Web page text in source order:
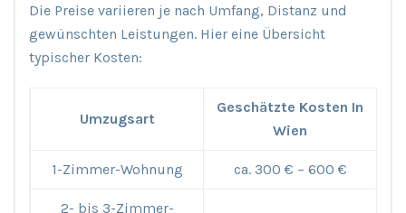
Die Preise variieren je nach Umfang, Distanz und
gewünschten Leistungen. Hier eine Übersicht
typischer Kosten:
Umzugsart
Geschätzte Kosten In
Wien
1-Zimmer-Wohnung ca. 300 € – 600 €
2- bis 3-Zimmer-